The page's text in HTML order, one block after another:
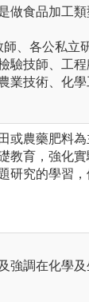
做食品加工
、各公私立
驗技師、工程
業技術、化
或農藥肥料為
教育，強化
研究的學習
強調在化學